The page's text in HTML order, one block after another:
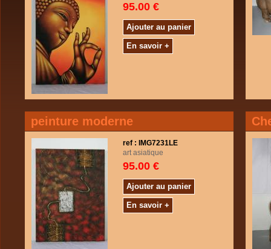
95.00 €
Ajouter au panier
En savoir +
peinture moderne
ref : IMG7231LE
art asiatique
95.00 €
Ajouter au panier
En savoir +